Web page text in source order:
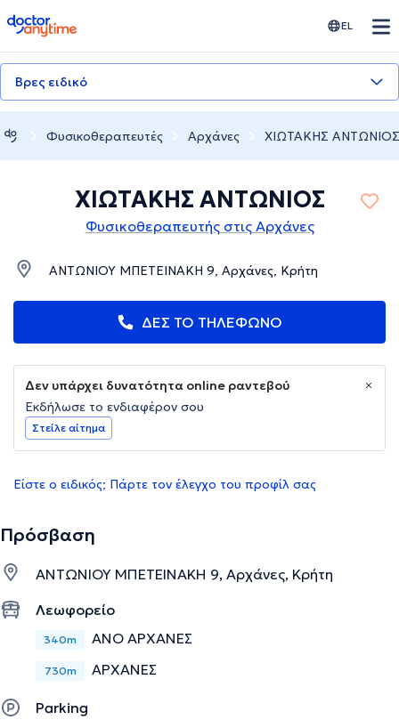
doctoranytime EL
Βρες ειδικό
Φυσικοθεραπευτές Αρχάνες ΧΙΩΤΑΚΗΣ ΑΝΤΩΝΙΟΣ
ΧΙΩΤΑΚΗΣ ΑΝΤΩΝΙΟΣ
Φυσικοθεραπευτής στις Αρχάνες
ΑΝΤΩΝΙΟΥ ΜΠΕΤΕΙΝΑΚΗ 9, Αρχάνες, Κρήτη
ΔΕΣ ΤΟ ΤΗΛΕΦΩΝΟ
Δεν υπάρχει δυνατότητα online ραντεβού
Εκδήλωσε το ενδιαφέρον σου
Στείλε αίτημα
Είστε ο ειδικός; Πάρτε τον έλεγχο του προφίλ σας
Πρόσβαση
ΑΝΤΩΝΙΟΥ ΜΠΕΤΕΙΝΑΚΗ 9, Αρχάνες, Κρήτη
Λεωφορείο
340m ΑΝΟ ΑΡΧΑΝΕΣ
730m ΑΡΧΑΝΕΣ
Parking